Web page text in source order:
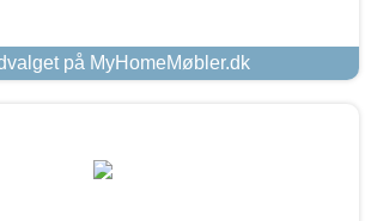
på MyHomeMøbler.dk